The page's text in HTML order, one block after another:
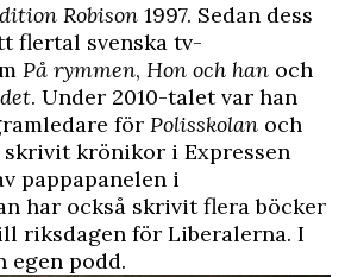
Robison 1997. Sedan dess
flertal svenska tv-
På rymmen, Hon och han och
. Under 2010-talet var han
för Polisskolan och
skrivit krönikor i Expressen
pappapanelen i
har också skrivit flera böcker
riksdagen för Liberalerna. I
egen podd.